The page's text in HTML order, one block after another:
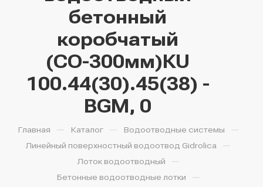
бетонный
коробчатый
(СО-300мм)КU
100.44(30).45(38) -
BGМ, 0
Главная — Каталог — Водоотводные системы —
Линейный поверхностный водоотвод Gidrolica —
Лоток водоотводный —
Бетонные водоотводные лотки —